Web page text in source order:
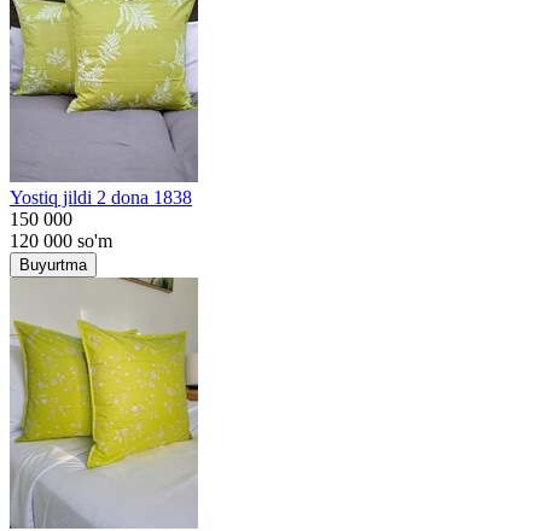
Yostiq jildi 2 dona 1838
150 000
120 000 so'm
Buyurtma